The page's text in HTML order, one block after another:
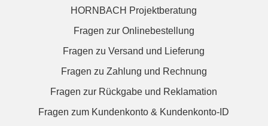
HORNBACH Projektberatung
Fragen zur Onlinebestellung
Fragen zu Versand und Lieferung
Fragen zu Zahlung und Rechnung
Fragen zur Rückgabe und Reklamation
Fragen zum Kundenkonto & Kundenkonto-ID